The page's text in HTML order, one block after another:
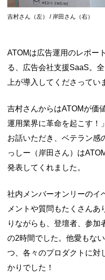
吉村さん（左） / 岸田さん（右）
ATOMは広告運用のレポー
る、広告会社支援SaaS。
上が導入してくださってい
吉村さんからはATOMが価
運用業界に革命を起こす！
お話いただき、ベテラン感
っしー（岸田さん）は
発表してくれました。
社内メンバーオンリーのイ
メントや質問もたくさんあ
りながらも、登壇者、参加
の2時間でした。他愛もな
つ、各々のプロダクトに対
かりでした！